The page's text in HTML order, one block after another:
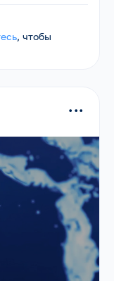
, чтобы
...